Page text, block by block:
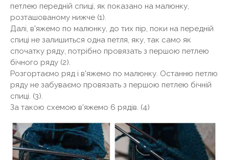
петлею передній спиці, як показано на малюнку,
розташованому нижче (1).
Далі, в'яжемо по малюнку, до тих пір, поки на передній
спиці не залишиться одна петля, яку, так само як
спочатку ряду, потрібно провязать з першою петлею
бічного ряду (2).
Розгортаємо ряд і в'яжемо по малюнку. Останню петлю
ряду не забуваємо провязать з першою петлею бічній
спиці. (3).
За такою схемою в'яжемо 6 рядів. (4)